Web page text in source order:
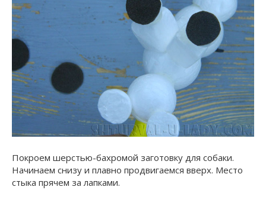
Покроем шерстью-бахромой заготовку для собаки.
Начинаем снизу и плавно продвигаемся вверх. Место
стыка прячем за лапками.